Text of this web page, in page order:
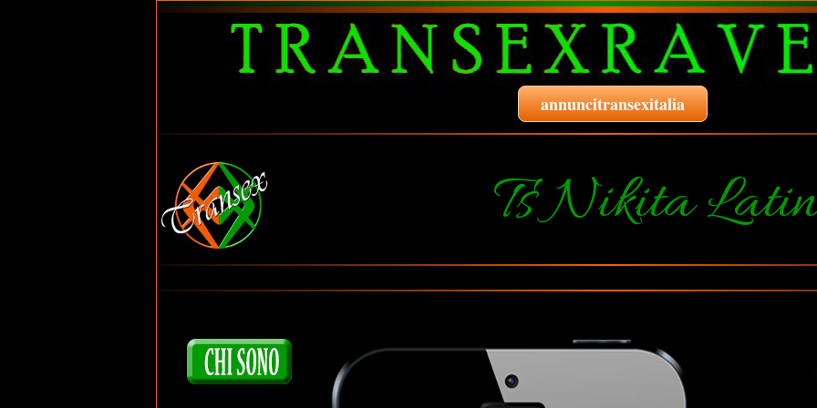
annuncitransexitalia
Ts Nikita